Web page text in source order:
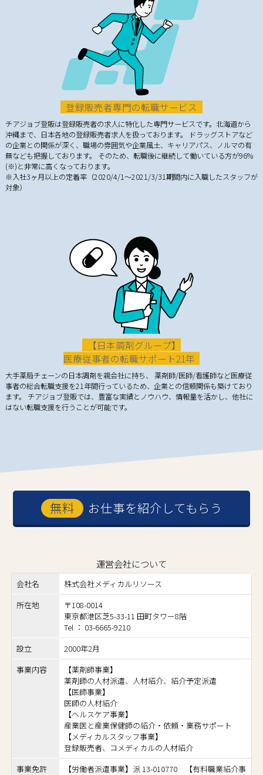
登録販売者専門の転職サービス
チアジョブ登販は登録販売者の求人に特化した専門サービスです。北海道から
沖縄まで、日本各地の登録販売者求人を扱っております。 ドラッグストアなど
の企業との関係が深く、職場の雰囲気や企業風土、キャリアパス、ノルマの有
無なども把握しております。 そのため、転職後に継続して働いている方が96%
(※)と非常に高くなっております。
※入社3ヶ月以上の定着率（2020/4/1～2021/3/31期間内に入職したスタッフが
対象）
【日本調剤グループ】
医療従事者の転職サポート21年
大手薬局チェーンの日本調剤を親会社に持ち、 薬剤師/医師/看護師など医療従
事者の総合転職支援を21年間行っているため、企業との信頼関係も築けており
ます。 チアジョブ登販では、豊富な実績とノウハウ、情報量を活かし、他社に
はない転職支援を行うことが可能です。
お仕事を紹介してもらう
運営会社について
会社名
株式会社メディカルリソース
所在地
〒108-0014
東京都港区芝5-33-11 田町タワー8階
Tel ： 03-6665-9210
設立
2000年2月
事業内容
【薬剤師事業】
薬剤師の人材派遣、人材紹介、紹介予定派遣
【医師事業】
医師の人材紹介
【ヘルスケア事業】
産業医と産業保健師の紹介・依頼・業務サポート
【メディカルスタッフ事業】
登録販売者、コメディカルの人材紹介
事業免許
【労働者派遣事業】派 13-010770 【有料職業紹介事